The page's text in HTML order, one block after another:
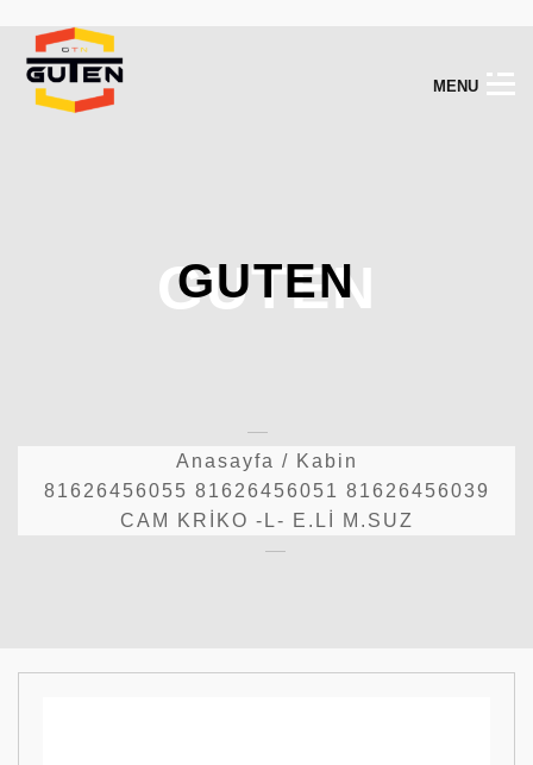
M ENU
GUTEN
GUTEN
Anasayfa / Kabin
81626456055 81626456051 81626456039
CAM KRİKO -L- E.Lİ M.SUZ